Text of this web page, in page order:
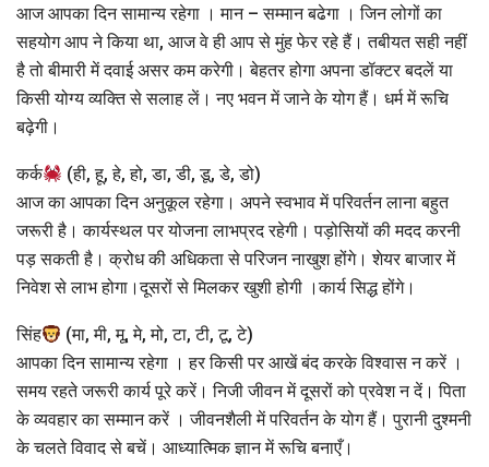
आज आपका दिन सामान्य रहेगा । मान – सम्मान बढेगा । जिन लोगों का
सहयोग आप ने किया था, आज वे ही आप से मुंह फेर रहे हैं। तबीयत सही नहीं
है तो बीमारी में दवाई असर कम करेगी। बेहतर होगा अपना डॉक्टर बदलें या
किसी योग्य व्यक्ति से सलाह लें। नए भवन में जाने के योग हैं। धर्म में रूचि
बढ़ेगी।
कर्क
(ही, हू, हे, हो, डा, डी, डू, डे, डो)
आज का आपका दिन अनुकूल रहेगा। अपने स्वभाव में परिवर्तन लाना बहुत
जरूरी है। कार्यस्थल पर योजना लाभप्रद रहेगी। पड़ोसियों की मदद करनी
पड़ सकती है। क्रोध की अधिकता से परिजन नाखुश होंगे। शेयर बाजार में
निवेश से लाभ होगा।दूसरों से मिलकर खुशी होगी ।कार्य सिद्ध होंगे।
सिंह
(मा, मी, मू, मे, मो, टा, टी, टू, टे)
आपका दिन सामान्य रहेगा । हर किसी पर आखें बंद करके विश्वास न करें ।
समय रहते जरूरी कार्य पूरे करें। निजी जीवन में दूसरों को प्रवेश न दें। पिता
के व्यवहार का सम्मान करें । जीवनशैली में परिवर्तन के योग हैं। पुरानी दुश्मनी
के चलते विवाद से बचें। आध्यात्मिक ज्ञान में रूचि बनाएँ।